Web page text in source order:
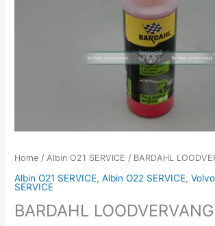
Home / Albin O21 SERVICE / BARDAHL
Albin O21 SERVICE,Albin O22 SERVICE,
SERVICE
BARDAHL